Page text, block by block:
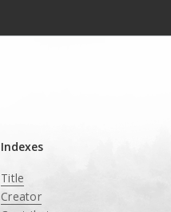
Indexes
Title
Creator